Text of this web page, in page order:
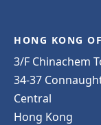
HONG KONG
3/F Chinachem
34-37
Central
Hong Kong